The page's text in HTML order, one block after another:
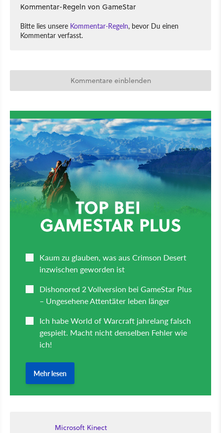
Kommentar-Regeln von GameStar
Bitte lies unsere Kommentar-Regeln, bevor Du einen
Kommentar verfasst.
Kommentare einblenden
Microsoft Kinect